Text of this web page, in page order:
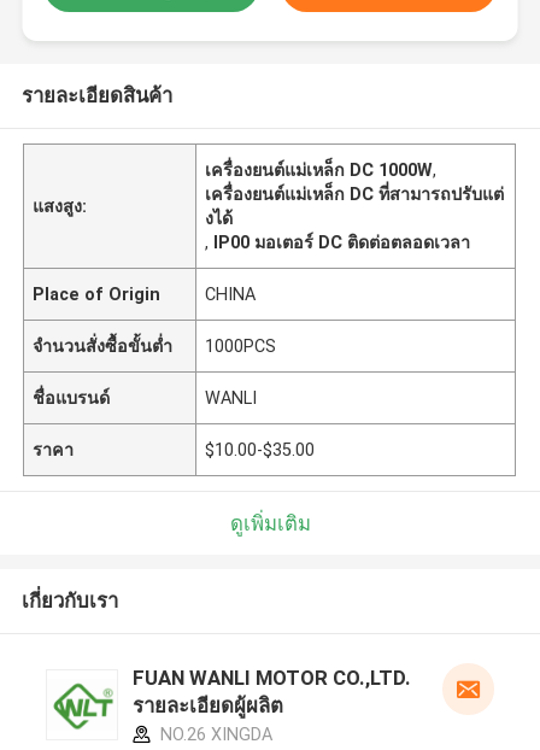
รายละเอียดสินค้า
แสงสูง:
เครื่องยนต์แม่เหล็ก DC 1000W,
เครื่องยนต์แม่เหล็ก DC ที่สามารถปรับแต่
งได้
, IP00 มอเตอร์ DC ติดต่อตลอดเวลา
Place of Origin CHINA
จำนวนสั่งซื้อขั้นต่ำ 1000PCS
ชื่อแบรนด์ WANLI
ราคา $10.00-$35.00
ดูเพิ่มเติม
เกี่ยวกับเรา
FUAN WANLI MOTOR CO.,LTD.
รายละเอียดผู้ผลิต
NO.26 XINGDA